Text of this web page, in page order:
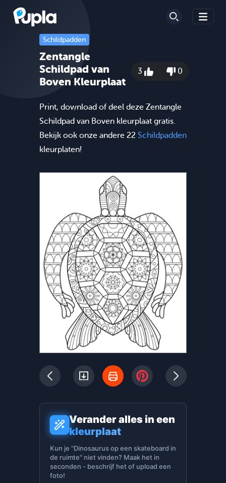
Schildpadden
Zentangle
Schildpad van
Boven Kleurplaat
3 0
Print, download of deel deze Zentangle
Schildpad van Boven kleurplaat gratis.
Bekijk ook onze andere 22 Schildpadden
kleurplaten!
Verander alles in een
kleurplaat
Kun je "Dinosaurus op een skateboard in
de ruimte" niet vinden? Maak het in
seconden - beschrijf het of upload een
foto!